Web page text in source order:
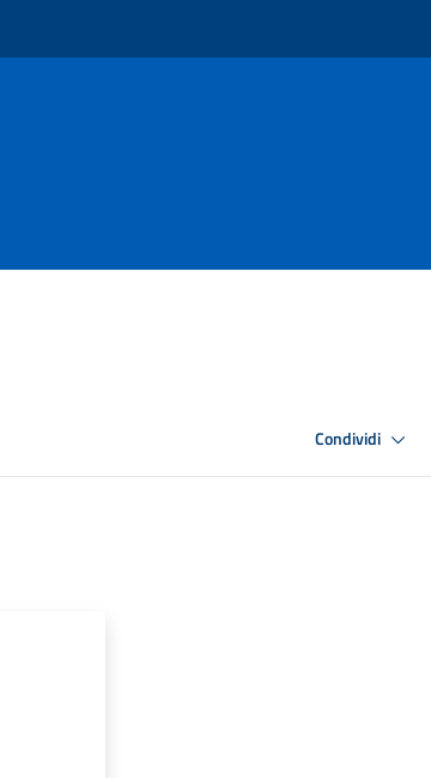
Condividi